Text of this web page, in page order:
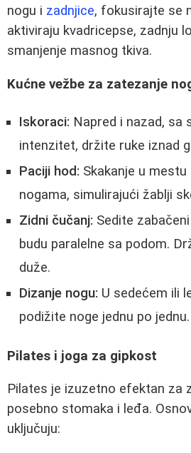
nogu i zadnjice, fokusirajte se
aktiviraju kvadricepse, zadnju
smanjenje masnog tkiva.
Kućne vežbe za zatezanje
Iskoraci: Napred i nazad, sa
intenzitet, držite ruke iznad
Paciji hod: Skakanje u
nogama, simulirajući žablji
Zidni čučanj: Sedite
budu paralelne sa podom.
duže.
Dizanje nogu: U sedećem ili
podižite noge jednu po jednu.
Pilates i joga za gipkost
Pilates je izuzetno efektan za
posebno stomaka i leđa.
uključuju: